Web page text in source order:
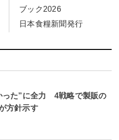
ブック2026
日本食糧新聞発行
った”に全力 4戦略で製販の
方針示す